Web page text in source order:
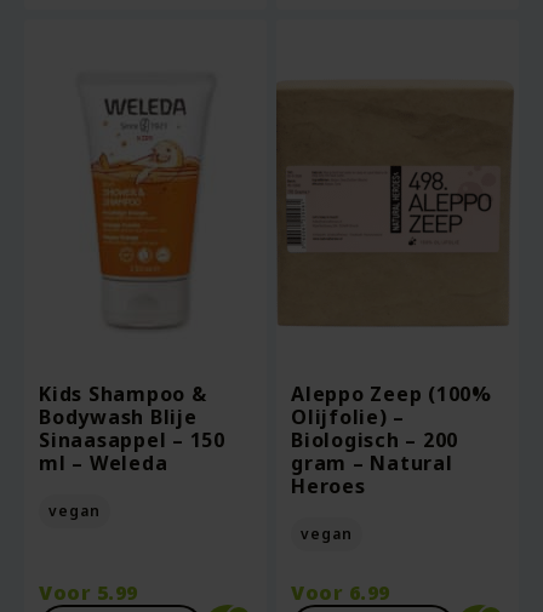
Kids Shampoo &
Bodywash Blije
Sinaasappel – 150
ml – Weleda
vegan
Voor 5.99
Aleppo Zeep (100%
Olijfolie) –
Biologisch – 200
gram – Natural
Heroes
vegan
Voor 6.99